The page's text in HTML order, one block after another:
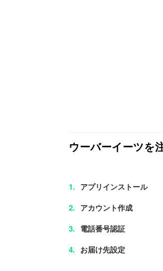
ウーバーイーツを
アプリインストール
アカウント作成
電話番号認証
お届け先設定